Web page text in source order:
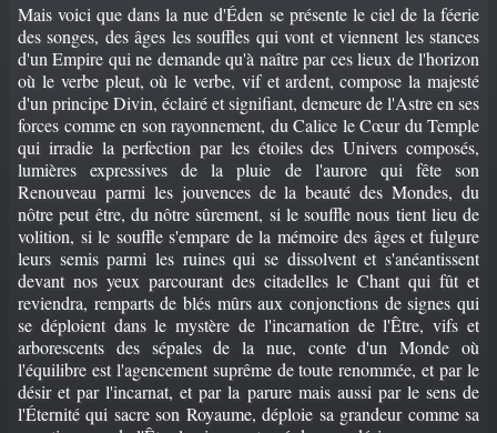
Mais voici que dans la nue d'Éden se présente le ciel de la féerie
des songes, des âges les souffles qui vont et viennent les stances
d'un Empire qui ne demande qu'à naître par ces lieux de l'horizon
où le verbe pleut, où le verbe, vif et ardent, compose la majesté
d'un principe Divin, éclairé et signifiant, demeure de l'Astre en ses
forces comme en son rayonnement, du Calice le Cœur du Temple
qui irradie la perfection par les étoiles des Univers composés,
lumières expressives de la pluie de l'aurore qui fête son
Renouveau parmi les jouvences de la beauté des Mondes, du
nôtre peut être, du nôtre sûrement, si le souffle nous tient lieu de
volition, si le souffle s'empare de la mémoire des âges et fulgure
leurs semis parmi les ruines qui se dissolvent et s'anéantissent
devant nos yeux parcourant des citadelles le Chant qui fût et
reviendra, remparts de blés mûrs aux conjonctions de signes qui
se déploient dans le mystère de l'incarnation de l'Être, vifs et
arborescents des sépales de la nue, conte d'un Monde où
l'équilibre est l'agencement suprême de toute renommée, et par le
désir et par l'incarnat, et par la parure mais aussi par le sens de
l'Éternité qui sacre son Royaume, déploie sa grandeur comme sa